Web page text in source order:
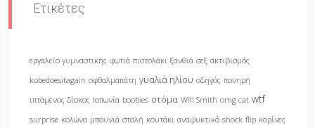
Ετικέτες
εργαλείο γυμναστικής φωτιά πιστολάκι ξανθιά σεξ ακτιβισμός
kobedoesitagain οφθαλμαπάτη γυαλιά ηλίου οδηγός πονηρή
ιπτάμενος δίσκος Ιαπωνία boobies στόμα Will Smith omg cat wtf
surprise κολώνα μπουνιά στολή κουτάκι αναψυκτικό shock flip κορίνες